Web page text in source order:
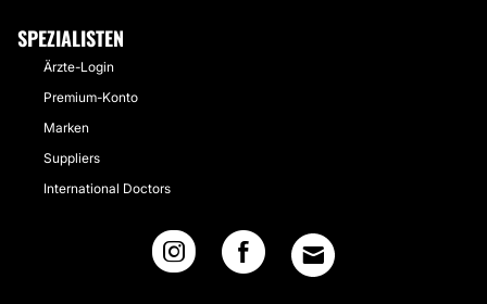
SPEZIALISTEN
Ärzte-Login
Premium-Konto
Marken
Suppliers
International Doctors